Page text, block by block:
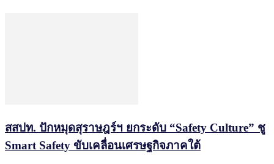
สสปท. ปักหมุดสุราษฎร์ฯ ยกระดับ “Safety Culture” ชู
Smart Safety ขับเคลื่อนเศรษฐกิจภาคใต้